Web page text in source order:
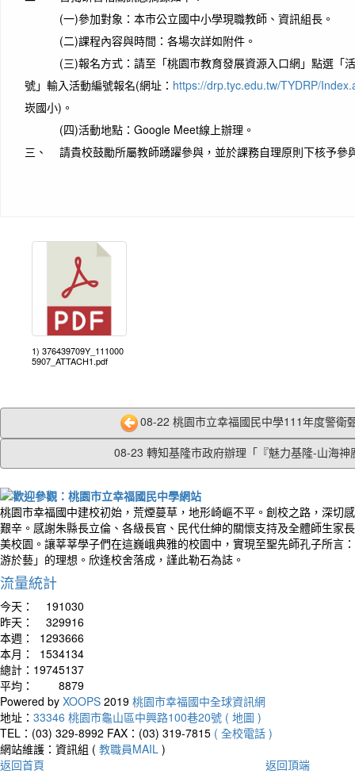
(一)參加對象：本市公立國中小學現職教師、資訊組長。
(二)課程內容與時間：各場次詳如附件。
(三)報名方式：請至「桃園市教育發展資源入口網」點選「活
號」輸入活動編號報名(網址： https://drp.tyc.edu.tw/TYDRP/
崁國小)。
(四)活動地點：Google Meet線上辦理。
三、 請貴校鼓勵所屬教師踴躍參與，並於課務自理原則下核予參
1) 376439709Y_111000
5907_ATTACH1.pdf
08-22 桃園市立幸福國民中學111年度警衛
08-23 轉知基隆市政府辦理「『魅力基隆-山海神
桃園市幸福國中建校初始，荒煙蔓草，地形崎嶇不平。創校之路，深切
艱辛。感謝朱縣長立倫、各級長官、民代仕紳的關懷支持及全體師生家
美校園。讓莘莘學子們在這巍峨典雅的校園中，實現至聖先師孔子所言
游於藝」的理想。欣逢校舍落成，謹此勒石為誌。
流量統計
今天：
191030
昨天：
329916
本週：
1293666
本月：
1534134
總計： 19745137
平均：
8879
Powered by XOOPS 2019 桃園市幸福國中全球資訊網
地址： 33346 桃園市龜山區中興路100巷20號 ( 地圖 )
TEL：(03) 329-8992 FAX：(03) 319-7815 ( 全校電話 )
網站維護：資訊組 ( 教職員MAIL )
返回首頁
返回頂端